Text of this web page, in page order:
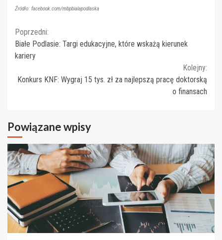
Źródło: facebook.com/mbpbialapodlaska
Continue
Reading
Poprzedni:
Białe Podlasie: Targi edukacyjne, które wskażą kierunek
kariery
Kolejny:
Konkurs KNF: Wygraj 15 tys. zł za najlepszą pracę doktorską
o finansach
Powiązane wpisy